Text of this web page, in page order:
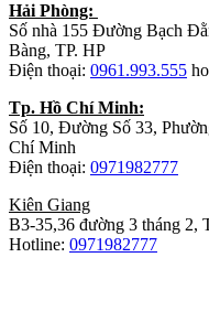
Hải Phòng:
Số nhà 155 Đường Bạch
Bàng, TP. HP
Điện thoại: 0961.993.555
Tp. Hồ Chí Minh:
Số 10, Đường Số 33,
Chí Minh
Điện thoại: 0971982777
Kiên Giang
B3-35,36 đường 3 tháng 2,
Hotline: 0971982777